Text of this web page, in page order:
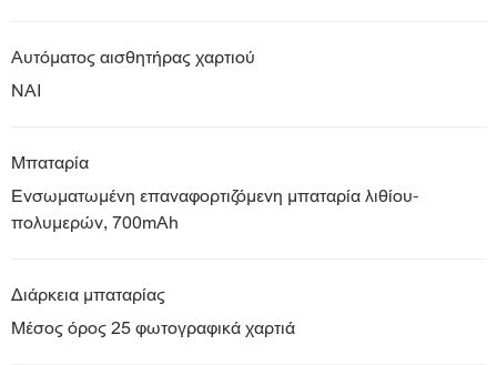
Αυτόματος αισθητήρας χαρτιού
ΝΑΙ
Μπαταρία
Ενσωματωμένη επαναφορτιζόμενη μπαταρία λιθίου-
πολυμερών, 700mAh
Διάρκεια μπαταρίας
Μέσος όρος 25 φωτογραφικά χαρτιά